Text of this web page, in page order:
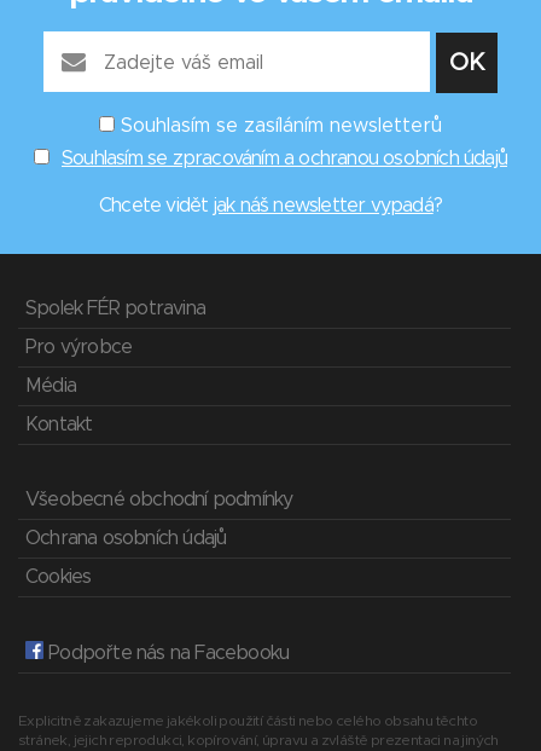
Souhlasím se zasíláním newsletterů
Souhlasím se zpracováním a ochranou osobních údajů
Chcete vidět jak náš newsletter vypadá?
Spolek FÉR potravina
Pro výrobce
Média
Kontakt
Všeobecné obchodní podmínky
Ochrana osobních údajů
Cookies
Podpořte nás na Facebooku
Explicitně zakazujeme jakékoli použití části nebo celého obsahu těchto
stránek, jejich reprodukci, kopírování, úpravu a zvláště prezentaci na jiných